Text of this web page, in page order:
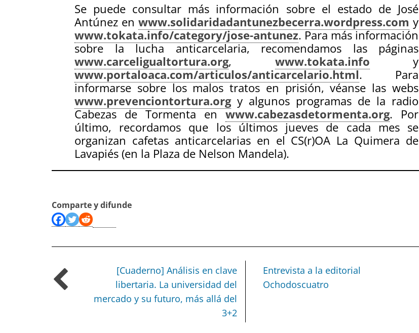
Se puede consultar más información sobre el estado de José
Antúnez en www.solidaridadantunezbecerra.wordpress.com y
www.tokata.info/category/jose-antunez. Para más información
sobre la lucha anticarcelaria, recomendamos las páginas
www.carceligualtortura.org, www.tokata.info y
www.portaloaca.com/articulos/anticarcelario.html. Para
informarse sobre los malos tratos en prisión, véanse las webs
www.prevenciontortura.orgy algunos programas de la radio
Cabezas de Tormenta enwww.cabezasdetormenta.org. Por
último, recordamos que los últimos jueves de cada mes se
organizan cafetas anticarcelarias en el CS(r)OA La Quimera de
Lavapiés (en la Plaza de Nelson Mandela).
Comparte y difunde
[Cuaderno] Análisis en clave
libertaria. La universidad del
mercado y su futuro, más allá del
3+2
Entrevista a la editorial
Ochodoscuatro